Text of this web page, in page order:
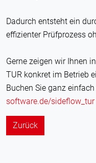
Dadurch entsteht ein
effizienter Prüfprozess
Gerne zeigen wir Ihnen
TUR konkret im Betrieb
Buchen Sie ganz
software.de/sideflow_tur
Zurück